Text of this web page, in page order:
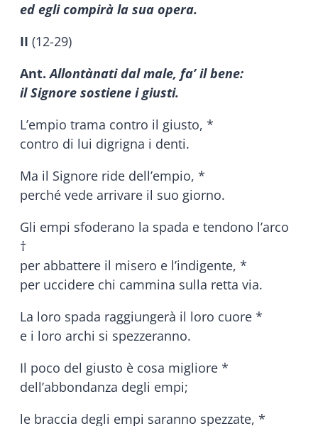
ed egli compirà la sua opera.
II (12-29)
Ant.Allontànati dal male, fa’ il bene:
il Signore sostiene i giusti.
L’empio trama contro il giusto, *
contro di lui digrigna i denti.
Ma il Signore ride dell’empio, *
perché vede arrivare il suo giorno.
Gli empi sfoderano la spada e tendono l’arco
†
per abbattere il misero e l’indigente, *
per uccidere chi cammina sulla retta via.
La loro spada raggiungerà il loro cuore *
e i loro archi si spezzeranno.
Il poco del giusto è cosa migliore *
dell’abbondanza degli empi;
le braccia degli empi saranno spezzate, *